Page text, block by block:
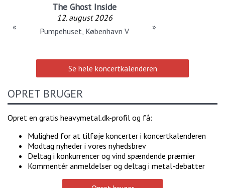
The Ghost Inside
12. august 2026
Pumpehuset, København V
« »
Se hele koncertkalenderen
OPRET BRUGER
Opret en gratis heavymetal.dk-profil og få:
Mulighed for at tilføje koncerter i koncertkalenderen
Modtag nyheder i vores nyhedsbrev
Deltag i konkurrencer og vind spændende præmier
Kommentér anmeldelser og deltag i metal-debatter